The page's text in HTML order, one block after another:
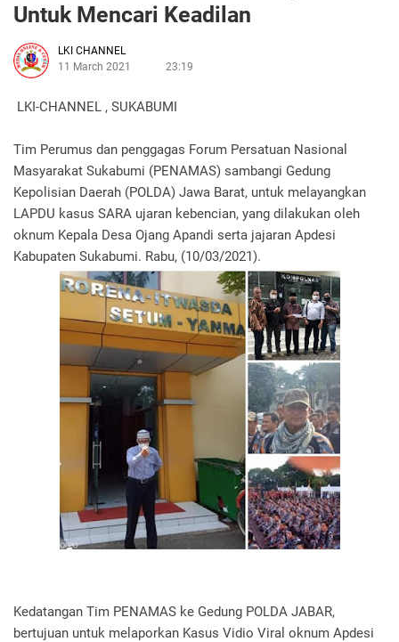
Untuk Mencari Keadilan
LKI CHANNEL
11 March 2021
23:19
LKI-CHANNEL , SUKABUMI
Tim Perumus dan penggagas Forum Persatuan Nasional
Masyarakat Sukabumi (PENAMAS) sambangi Gedung
Kepolisian Daerah (POLDA) Jawa Barat, untuk melayangkan
LAPDU kasus SARA ujaran kebencian, yang dilakukan oleh
oknum Kepala Desa Ojang Apandi serta jajaran Apdesi
Kabupaten Sukabumi. Rabu, (10/03/2021).
Kedatangan Tim PENAMAS ke Gedung POLDA JABAR,
bertujuan untuk melaporkan Kasus Vidio Viral oknum Apdesi